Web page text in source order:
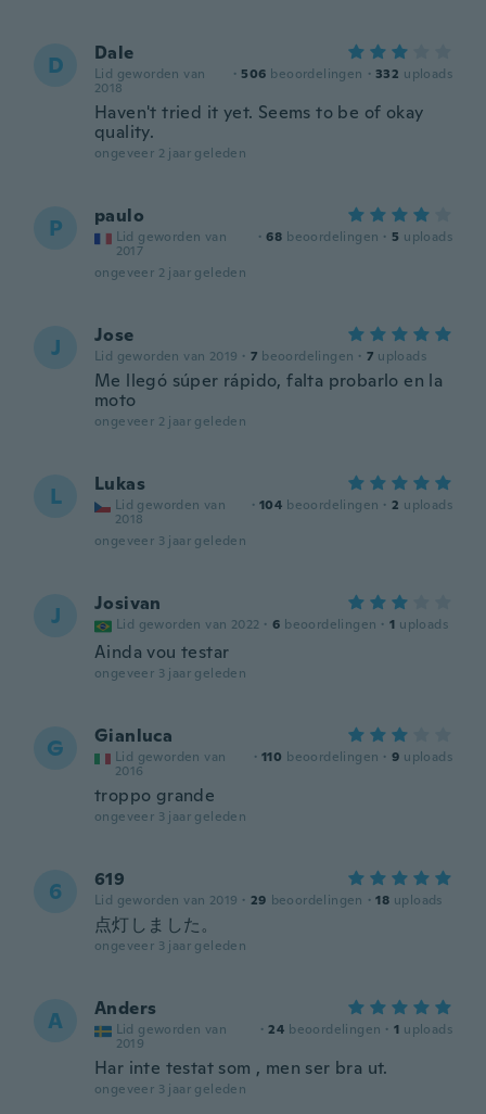
D Dale
Lid geworden van
2018
· 506 beoordelingen · 332 uploads
Haven't tried it yet. Seems to be of okay
quality.
ongeveer 2 jaar geleden
P paulo
Lid geworden van
2017
· 68 beoordelingen · 5 uploads
ongeveer 2 jaar geleden
J Jose
Lid geworden van 2019 · 7 beoordelingen · 7 uploads
Me llegó súper rápido, falta probarlo en la
moto
ongeveer 2 jaar geleden
L Lukas
Lid geworden van
2018
· 104 beoordelingen · 2 uploads
ongeveer 3 jaar geleden
J Josivan
Lid geworden van 2022 · 6 beoordelingen · 1 uploads
Ainda vou testar
ongeveer 3 jaar geleden
G Gianluca
Lid geworden van
2016
· 110 beoordelingen · 9 uploads
troppo grande
ongeveer 3 jaar geleden
6 619
Lid geworden van 2019 · 29 beoordelingen · 18 uploads
点灯しました。
ongeveer 3 jaar geleden
A Anders
Lid geworden van
2019
· 24 beoordelingen · 1 uploads
Har inte testat som , men ser bra ut.
ongeveer 3 jaar geleden